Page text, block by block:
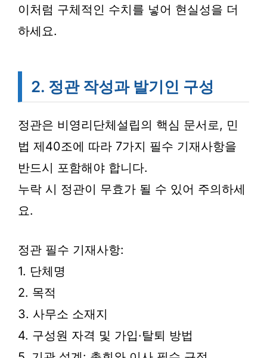
이처럼 구체적인 수치를 넣어 현실성을 더
하세요.
2. 정관 작성과 발기인 구성
정관은 비영리단체설립의 핵심 문서로, 민
법 제40조에 따라 7가지 필수 기재사항을
반드시 포함해야 합니다.
누락 시 정관이 무효가 될 수 있어 주의하세
요.
정관 필수 기재사항:
1. 단체명
2. 목적
3. 사무소 소재지
4. 구성원 자격 및 가입·탈퇴 방법